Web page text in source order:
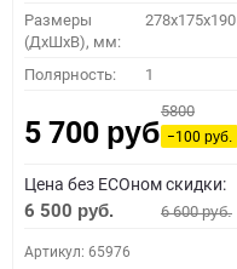
Размеры
(ДхШхВ), мм:
278x175x190
Полярность: 1
5 700 руб.
5800
−100руб.
Цена без ECOном скидки:
6 500 руб. 6 600руб.
Артикул: 65976